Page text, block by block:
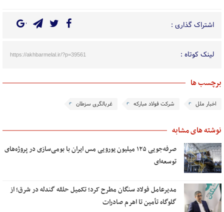
اشتراک گذاری :
لینک کوتاه : https://akhbarmelal.ir/?p=39561
برچسب ها
اخبار ملل شرکت فولاد مبارکه غربالگری سزطان
نوشته های مشابه
صرفه‌جویی ۱۲۵ میلیون یورویی مس ایران با بومی‌سازی در پروژه‌های
توسعه‌ای
مدیرعامل فولاد سنگان مطرح کرد؛ تکمیل حلقه گندله در شرق؛ از
گلوگاه تأمین تا اهرم صادرات